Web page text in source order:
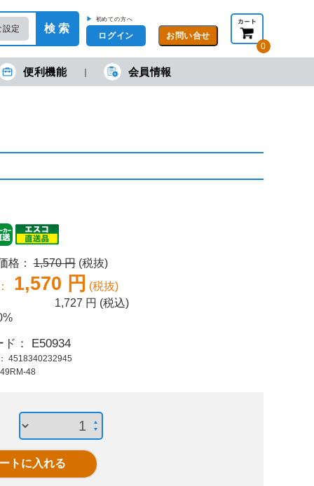
設定 検 索
▶ 初めての方へ
ログイン
0
在の金額合計： 円 (税抜) 円(税込)
便利機能 会員情報
3,124 円 (税込)
8x 30mm ボールロッ
格：1,570 円 (税抜)
1,570 円 (税抜)
1,727 円 (税込)
： E50934
4518340232945
48